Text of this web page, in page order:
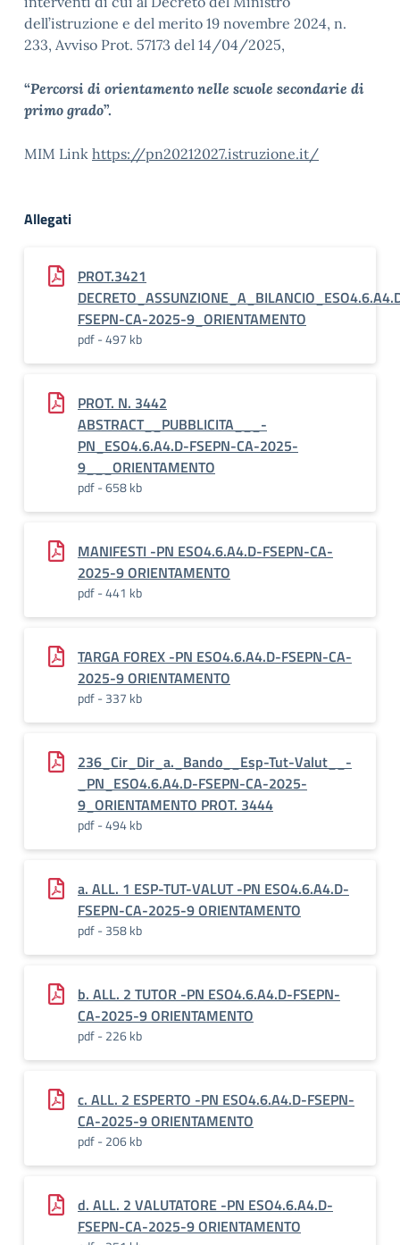
dell’istruzione e del merito 19 novembre 2024, n.
233, Avviso Prot. 57173 del 14/04/2025,
“Percorsi di orientamento nelle scuole secondarie di
primo grado”.
MIM Link https://pn20212027.istruzione.it/
Allegati
PROT.3421
FSEPN-CA-2025-9_ORIENTAMENTO
pdf - 497 kb
PROT. N. 3442
ABSTRACT__PUBBLICITA___-
PN_ESO4.6.A4.D-FSEPN-CA-2025-
9___ORIENTAMENTO
pdf - 658 kb
MANIFESTI -PN ESO4.6.A4.D-FSEPN-CA-
2025-9 ORIENTAMENTO
pdf - 441 kb
TARGA FOREX -PN ESO4.6.A4.D-FSEPN-CA-
2025-9 ORIENTAMENTO
pdf - 337 kb
236_Cir_Dir_a._Bando__Esp-Tut-Valut__-
_PN_ESO4.6.A4.D-FSEPN-CA-2025-
9_ORIENTAMENTO PROT. 3444
pdf - 494 kb
a. ALL. 1 ESP-TUT-VALUT -PN ESO4.6.A4.D-
FSEPN-CA-2025-9 ORIENTAMENTO
pdf - 358 kb
b. ALL. 2 TUTOR -PN ESO4.6.A4.D-FSEPN-
CA-2025-9 ORIENTAMENTO
pdf - 226 kb
c. ALL. 2 ESPERTO -PN ESO4.6.A4.D-FSEPN-
CA-2025-9 ORIENTAMENTO
pdf - 206 kb
d. ALL. 2 VALUTATORE -PN ESO4.6.A4.D-
FSEPN-CA-2025-9 ORIENTAMENTO